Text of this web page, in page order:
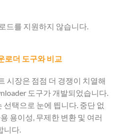
드를 지원하지 않습니다.
로더 도구와 비교
시장은 점점 더 경쟁이 치열해
도구가 개발되었습니다.
선택으로 눈에 띕니다. 중단 없
용이성, 무제한 변환 및 여러
니다.